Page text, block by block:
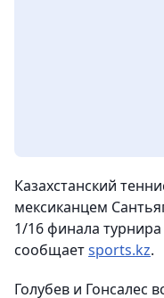
Казахстанский
мексиканцем
1/16 финала
сообщаетsports.kz.
Голубев и Гонсалес